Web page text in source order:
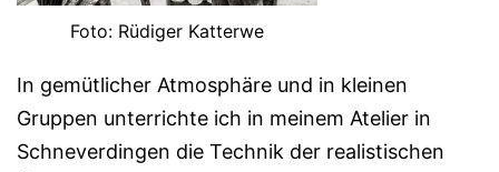
Foto: Rüdiger Katterwe
In gemütlicher Atmosphäre und in kleinen
Gruppen unterrichte ich in meinem Atelier in
Schneverdingen die Technik der realistischen